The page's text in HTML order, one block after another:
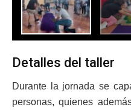
Detalles del taller
Durante la jornada se
personas, quienes